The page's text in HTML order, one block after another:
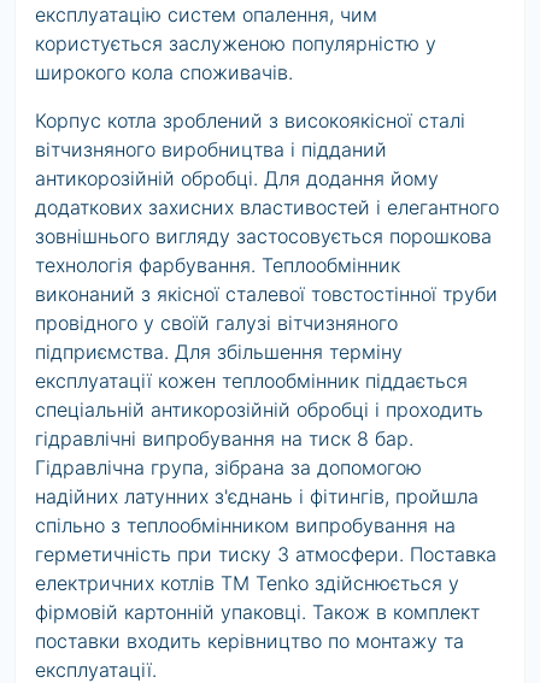
експлуатацію систем опалення, чим
користується заслуженою популярністю у
широкого кола споживачів.
Корпус котла зроблений з високоякісної сталі
вітчизняного виробництва і підданий
антикорозійній обробці. Для додання йому
додаткових захисних властивостей і елегантного
зовнішнього вигляду застосовується порошкова
технологія фарбування. Теплообмінник
виконаний з якісної сталевої товстостінної труби
провідного у своїй галузі вітчизняного
підприємства. Для збільшення терміну
експлуатації кожен теплообмінник піддається
спеціальнiй антикорозійній обробці і проходить
гідравлічні випробування на тиск 8 бар.
Гідравлічна група, зібрана за допомогою
надійних латунних з'єднань і фітингів, пройшла
спільно з теплообмінником випробування на
герметичність при тиску 3 атмосфери. Поставка
електричних котлів ТМ Tenko здійснюється у
фірмовій картонній упаковці. Також в комплект
поставки входить керівництво по монтажу та
експлуатації.